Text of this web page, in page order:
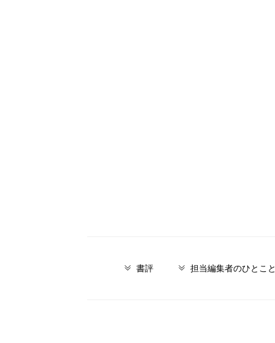
書評 担当編集者のひとこ